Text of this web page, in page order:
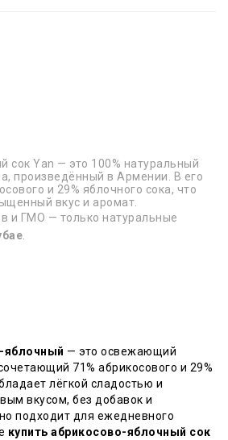
сок Yan — это 100% натуральный
произведённый в Армении. В его
и 29% яблочного сока, что
вкус и аромат.
и ГМО — только натуральные
яблочный — это освежающий
71% абрикосового и 29%
лёгкой сладостью и
вкусом, без добавок и
подходит для ежедневного
купить абрикосово-яблочный сок